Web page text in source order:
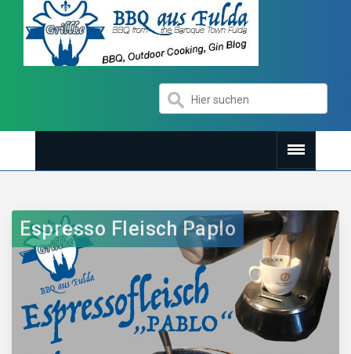
Espresso Fleisch Paplo